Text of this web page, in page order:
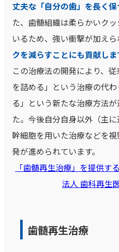
丈夫な「自分の歯」を長く保
た、歯髄組織は柔らかいク
いるため、強い衝撃が加え
クを減らすことにも貢献しま
この治療法の開発により、
を詰める」という治療の代
る」という新たな治療方法
た。今後自分自身以外（主
幹細胞を用いた治療などを
発が進められています。
「歯髄再生治療」を提供す
法人 歯科再生
歯髄再生治療